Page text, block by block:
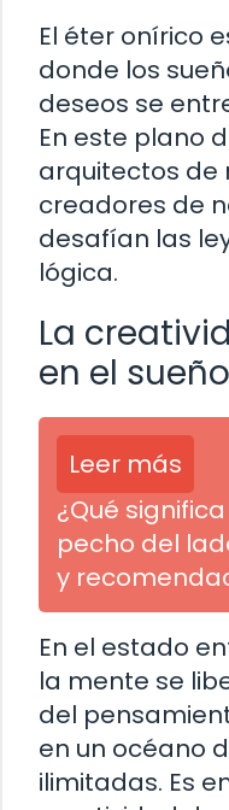
El éter onírico
donde los
deseos se
En este plano
arquitectos de
creadores de
desafían las
lógica.
La
en el sueño
Leer más
¿Qué
pecho del
y
En el estado
la mente se
del
en un océano
ilimitadas. Es